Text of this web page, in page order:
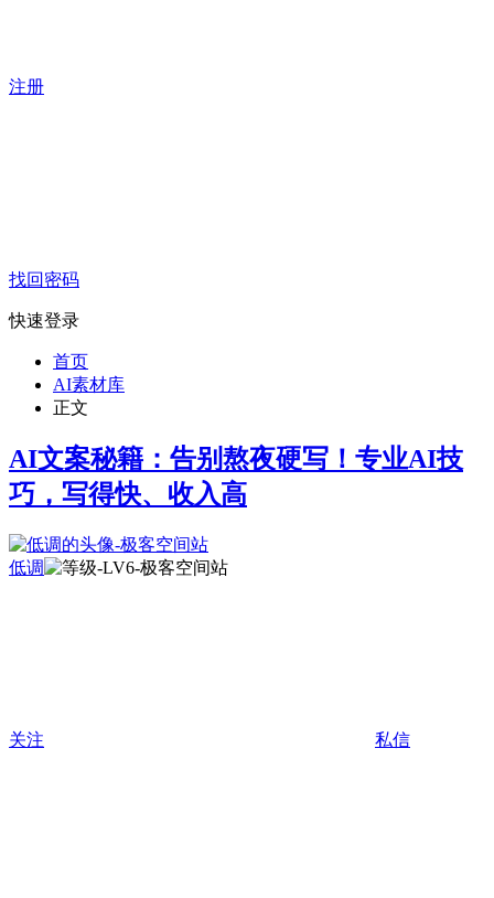
注册
找回密码
快速登录
首页
AI素材库
正文
AI文案秘籍：告别熬夜硬写！专业AI技
巧，写得快、收入高
低调
关注 私信